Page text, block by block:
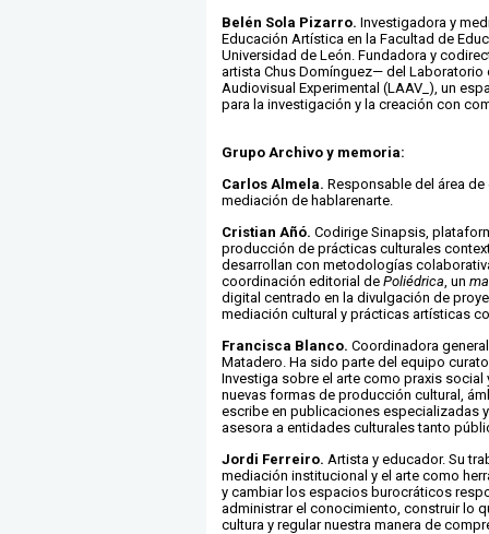
Belén Sola Pizarro. Investigadora y
Educación Artística en la Facultad de
Universidad de León. Fundadora y
artista Chus Domínguez— del
Audiovisual Experimental (LAAV_), un
para la investigación y la creación con
Grupo Archivo y memoria:
Carlos Almela. Responsable del área
mediación de hablarenarte.
Cristian Añó. Codirige Sinapsis,
producción de prácticas culturales
desarrollan con metodologías
coordinación editorial de Poliédrica, un
digital centrado en la divulgación de
mediación cultural y prácticas artísticas
Francisca Blanco. Coordinadora
Matadero. Ha sido parte del equipo
Investiga sobre el arte como praxis social
nuevas formas de producción cultural,
escribe en publicaciones especializadas
asesora a entidades culturales tanto
Jordi Ferreiro. Artista y educador. Su
mediación institucional y el arte como
y cambiar los espacios burocráticos
administrar el conocimiento, construir lo
cultura y regular nuestra manera de